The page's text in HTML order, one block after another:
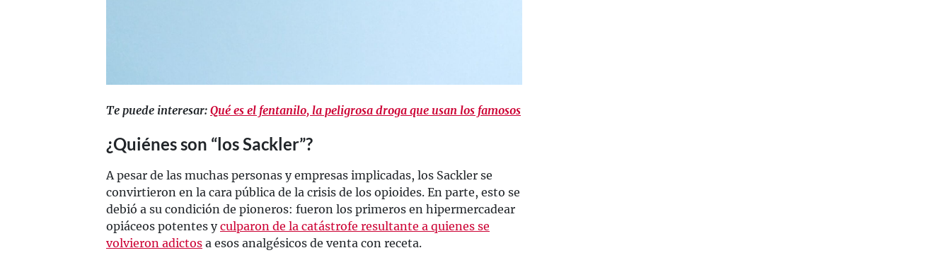
Te puede interesar: Qué es el fentanilo, la peligrosa droga que usan los famosos
¿Quiénes son “los Sackler”?
A pesar de las muchas personas y empresas implicadas, los Sackler se
convirtieron en la cara pública de la crisis de los opioides. En parte, esto se
debió a su condición de pioneros: fueron los primeros en hipermercadear
opiáceos potentes yculparon de la catástrofe resultante a quienes se
volvieron adictos a esos analgésicos de venta con receta.